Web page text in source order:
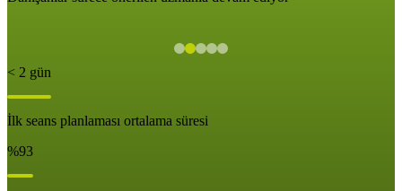
< 2 gün
İlk seans planlaması ortalama süresi
%93